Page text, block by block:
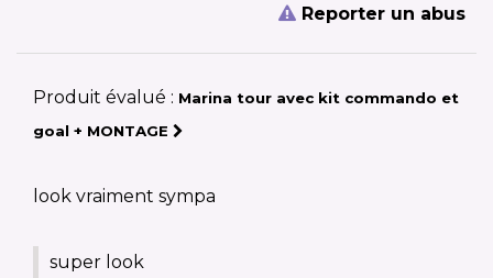
Reporter un abus
Produit évalué : Marina tour avec kit commando et
goal + MONTAGE
look vraiment sympa
super look